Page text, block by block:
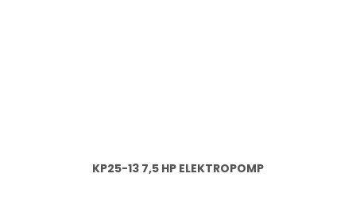
KP25-13 7,5 HP ELEKTROPOMP